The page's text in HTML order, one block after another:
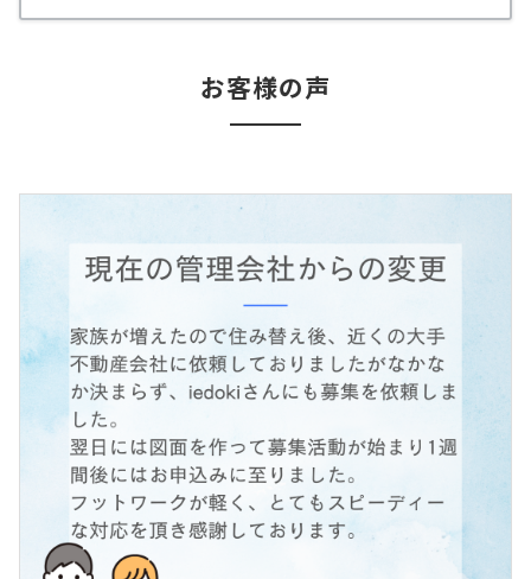
お客様の声